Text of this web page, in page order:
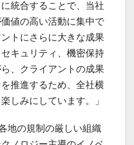
統合することで、当社
値の高い活動に集中で
トにさらに大きな成果
キュリティ、機密保持
、クライアントの成果
推進するため、全社横
しみにしています。」
地の規制の厳しい組織